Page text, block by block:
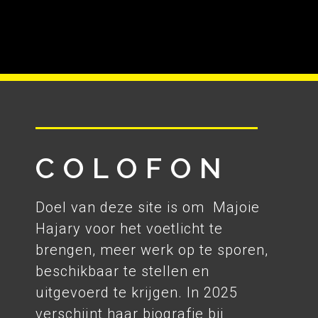
COLOFON
Doel van deze site is om Majoie
Hajary voor het voetlicht te
brengen, meer werk op te sporen,
beschikbaar te stellen en
uitgevoerd te krijgen. In 2025
verschijnt haar biografie bij